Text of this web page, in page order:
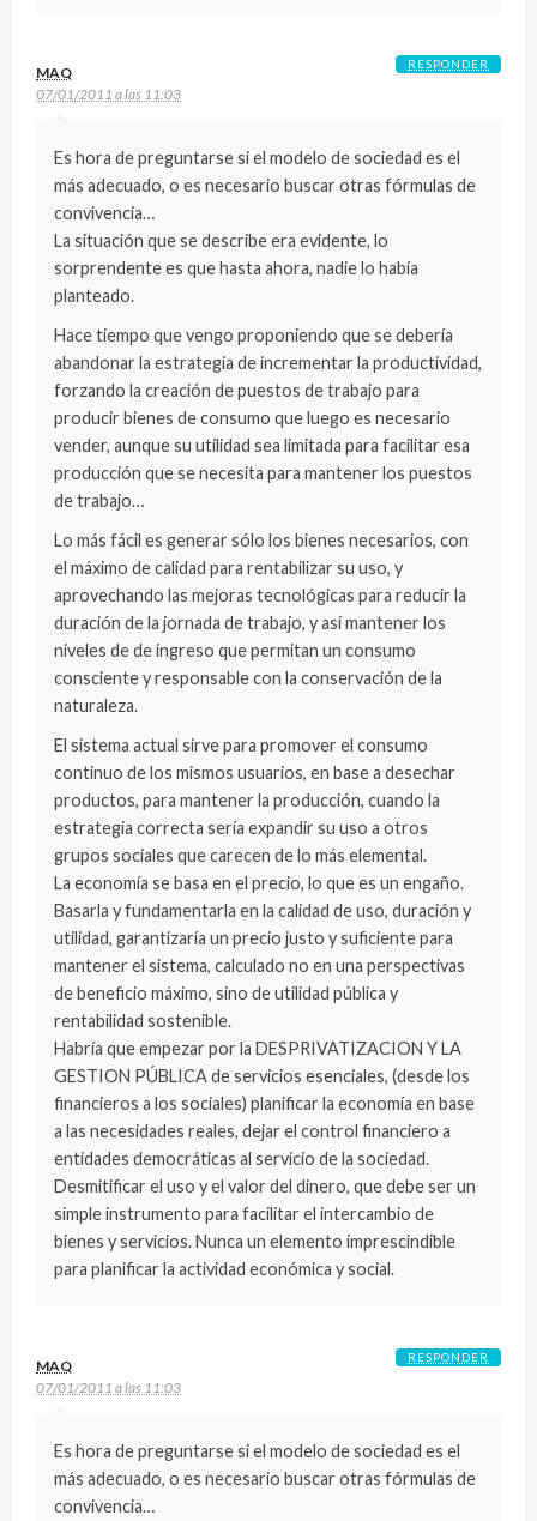
MAQ
07/01/2011 a las 11:03
Es hora de preguntarse si el modelo de sociedad es el
más adecuado, o es necesario buscar otras fórmulas de
convivencia…
La situación que se describe era evidente, lo
sorprendente es que hasta ahora, nadie lo había
planteado.
Hace tiempo que vengo proponiendo que se debería
abandonar la estrategia de incrementar la productividad,
forzando la creación de puestos de trabajo para
producir bienes de consumo que luego es necesario
vender, aunque su utilidad sea limitada para facilitar esa
producción que se necesita para mantener los puestos
de trabajo…
Lo más fácil es generar sólo los bienes necesarios, con
el máximo de calidad para rentabilizar su uso, y
aprovechando las mejoras tecnológicas para reducir la
duración de la jornada de trabajo, y así mantener los
niveles de de ingreso que permitan un consumo
consciente y responsable con la conservación de la
naturaleza.
El sistema actual sirve para promover el consumo
continuo de los mismos usuarios, en base a desechar
productos, para mantener la producción, cuando la
estrategia correcta sería expandir su uso a otros
grupos sociales que carecen de lo más elemental.
La economía se basa en el precio, lo que es un engaño.
Basarla y fundamentarla en la calidad de uso, duración y
utilidad, garantizaría un precio justo y suficiente para
mantener el sistema, calculado no en una perspectivas
de beneficio máximo, sino de utilidad pública y
rentabilidad sostenible.
Habría que empezar por la DESPRIVATIZACION Y LA
GESTION PÚBLICA de servicios esenciales, (desde los
financieros a los sociales) planificar la economía en base
a las necesidades reales, dejar el control financiero a
entidades democráticas al servicio de la sociedad.
Desmitificar el uso y el valor del dinero, que debe ser un
simple instrumento para facilitar el intercambio de
bienes y servicios. Nunca un elemento imprescindible
para planificar la actividad económica y social.
RESPONDER
MAQ
07/01/2011 a las 11:03
Es hora de preguntarse si el modelo de sociedad es el
más adecuado, o es necesario buscar otras fórmulas de
convivencia…
RESPONDER